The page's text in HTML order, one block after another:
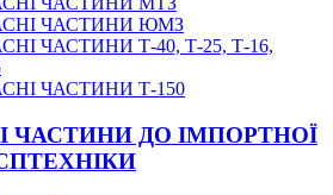
ЧАСТИНИ ЮМЗ
ЧАСТИНИ Т-40, Т-25, Т-16,
ЧАСТИНИ Т-150
ЧАСТИНИ ДО ІМПОРТНОЇ